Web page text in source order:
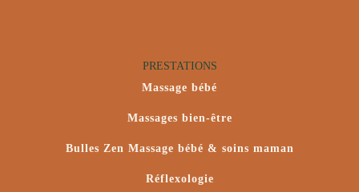
PRESTATIONS
Massage bébé
Massages bien-être
Bulles Zen Massage bébé & soins maman
Réflexologie